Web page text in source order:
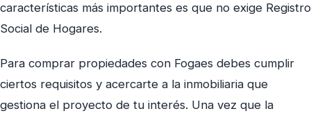
características más importantes es que no exige Registro
Social de Hogares.
Para comprar propiedades con Fogaes debes cumplir
ciertos requisitos y acercarte a la inmobiliaria que
gestiona el proyecto de tu interés. Una vez que la